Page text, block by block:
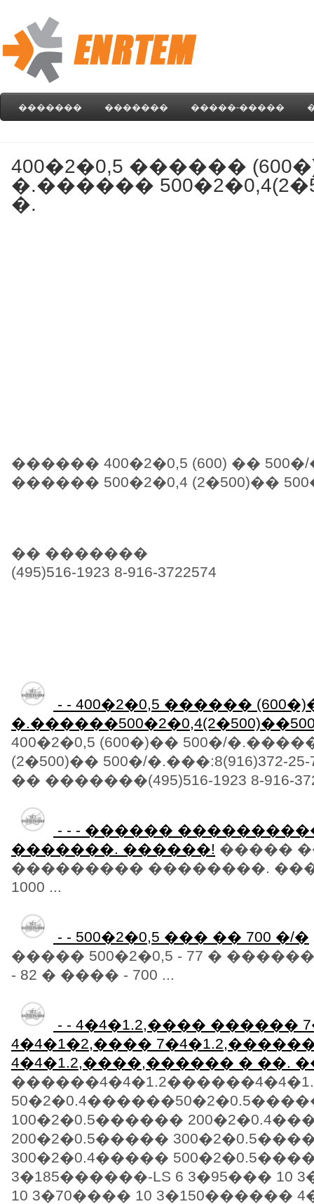
������� ������� �����-�����
400�2�0,5 ������
�.������
�.
������ 400�2�0,5 (600) ��
������ 500�2�0,4 (2�500)��
�� �������
(495)516-1923 8-916-3722574
- - 400�2�0,5 ������
400�2�0,5 (600�)�� 500�/
(2�500)�� 500�/�.���:8(916)372-
�� �������(495)516-1923 8-916-
- - - ������
�������. ������! �����
��������� ��������.
1000 ...
- - 500�2�0,5 ��� �� 700 �/�
����� 500�2�0,5 - 77 � ������
- 82 � ���� - 700 ...
- - 4�4�1.2,���� ������
4�4�1�2,����
4�4�1.2,����,������ � ��.
100�2�0.5������
200�2�0.5�����
300�2�0.4�����
3�185������-LS 6 3�95��� 10
10 3�70���� 10 3�150������